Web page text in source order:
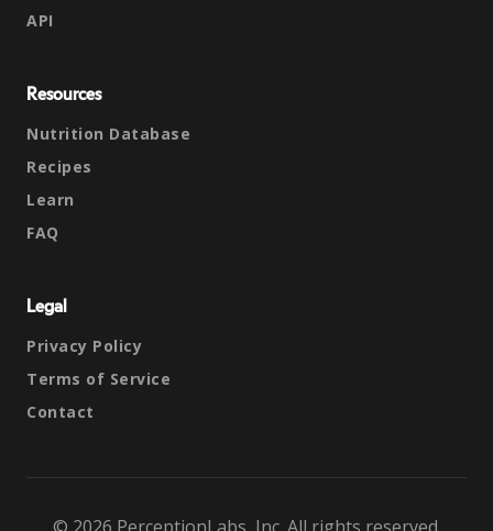
API
Resources
Nutrition Database
Recipes
Learn
FAQ
Legal
Privacy Policy
Terms of Service
Contact